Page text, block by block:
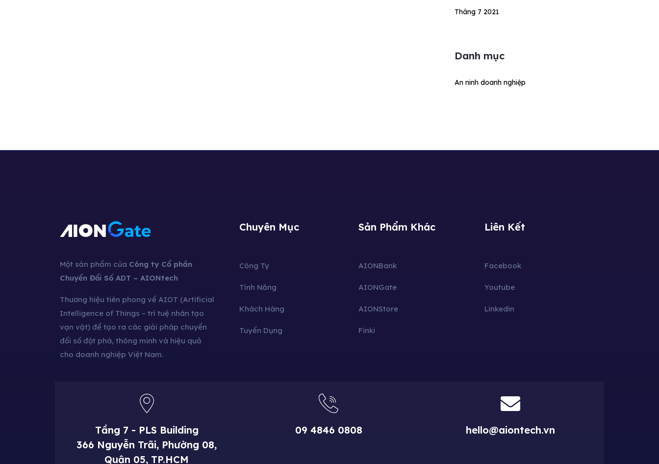
Tháng 7 2021
Danh mục
An ninh doanh nghiệp
Một sản phẩm của Công ty Cổ phần
Chuyển Đổi Số ADT – AIONtech
Thương hiệu tiên phong về AIOT (Artificial
Intelligence of Things – trí tuệ nhân tạo
vạn vật) để tạo ra các giải pháp chuyển
đổi số đột phá, thông minh và hiệu quả
cho doanh nghiệp Việt Nam.
Chuyên Mục
Công Ty
Tính Năng
Khách Hàng
Tuyển Dụng
Sản Phẩm Khác
AIONBank
AIONGate
AIONStore
Finki
Liên Kết
Facebook
Youtube
Linkedin
Tầng 7 - PLS Building
366 Nguyễn Trãi, Phường 08,
Quận 05, TP.HCM
09 4846 0808 hello@aiontech.vn